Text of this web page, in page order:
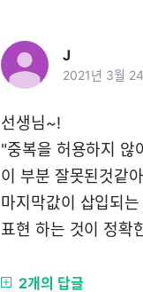
J
2021년 3월
선생님~!
"중복을 허용하지 않
이 부분 잘못된것같
마지막값이 삽입되
표현 하는 것이 정확
2개의 답글